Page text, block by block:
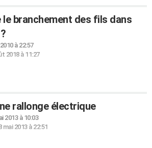
branchement des fils dans
à 22:57
2018 à 11:27
rallonge électrique
2013 à 10:03
mai 2013 à 22:51